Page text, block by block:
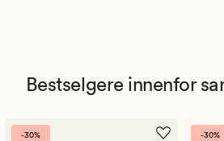
Bestselgere innenfor
-30% -30%